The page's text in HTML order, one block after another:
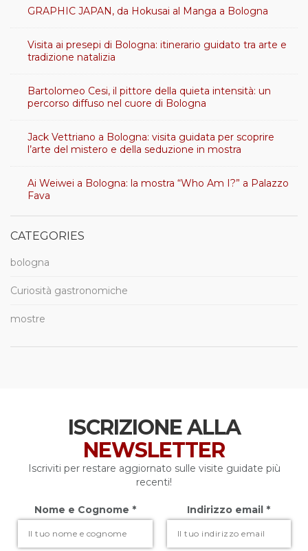
GRAPHIC JAPAN, da Hokusai al Manga a Bologna
Visita ai presepi di Bologna: itinerario guidato tra arte e
tradizione natalizia
Bartolomeo Cesi, il pittore della quieta intensità: un
percorso diffuso nel cuore di Bologna
Jack Vettriano a Bologna: visita guidata per scoprire
l’arte del mistero e della seduzione in mostra
Ai Weiwei a Bologna: la mostra “Who Am I?” a Palazzo
Fava
CATEGORIES
bologna
Curiosità gastronomiche
mostre
ISCRIZIONE ALLA
NEWSLETTER
Iscriviti per restare aggiornato sulle visite guidate più
recenti!
Nome e Cognome * Indirizzo email *